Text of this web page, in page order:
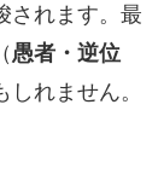
されます。最
愚者・逆位
れません。